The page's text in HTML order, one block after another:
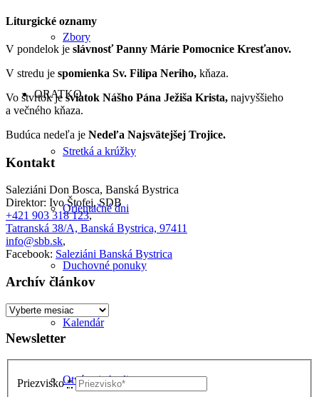
Zbory
ORATKO
Stretká a krúžky
Orientačné dni
Duchovné ponuky
Kalendár
Otváracie hodiny
Liturgické oznamy
V pondelok je slávnosť Panny Márie Pomocnice Kresťanov.
V stredu je spomienka Sv. Filipa Neriho, kňaza.
Vo štvrtok jesviatok Nášho Pána Ježiša Krista, najvyššieho
a večného kňaza.
Budúca nedeľa je Nedeľa Najsvätejšej Trojice.
Kontakt
Saleziáni Don Bosca, Banská Bystrica
Direktor: Ivo Štofej, SDB
+421 903 318 123,
Tatranská 38/A, Banská Bystrica, 97411
info@sbb.sk,
Facebook: Saleziáni Banská Bystrica
Archív článkov
Archív
Newsletter
Priezvisko*